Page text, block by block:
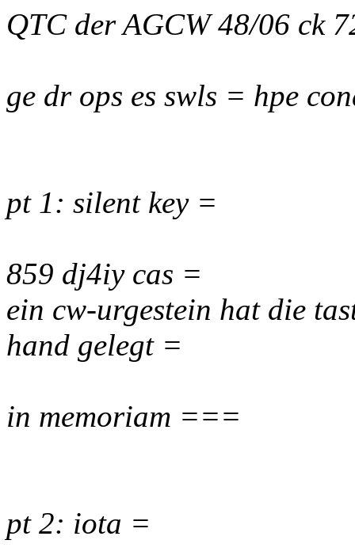
QTC der AGCW 48/06 ck
ge dr ops es swls = hpe
pt 1: silent key =
859 dj4iy cas =
ein cw-urgestein hat die
hand gelegt =
in memoriam ===
pt 2: iota =